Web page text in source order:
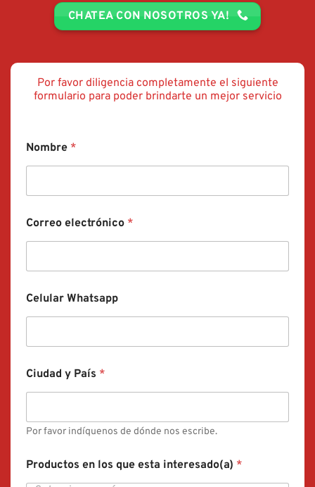
CHATEA CON NOSOTROS YA!
Por favor diligencia completamente el siguiente
formulario para poder brindarte un mejor servicio
Nombre *
Correo electrónico *
Celular Whatsapp
Ciudad y País *
Por favor indíquenos de dónde nos escribe.
Productos en los que esta interesado(a) *